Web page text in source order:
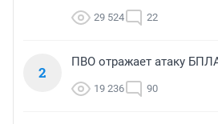
29 524 22
2
ПВО отражает атаку
19 236 90